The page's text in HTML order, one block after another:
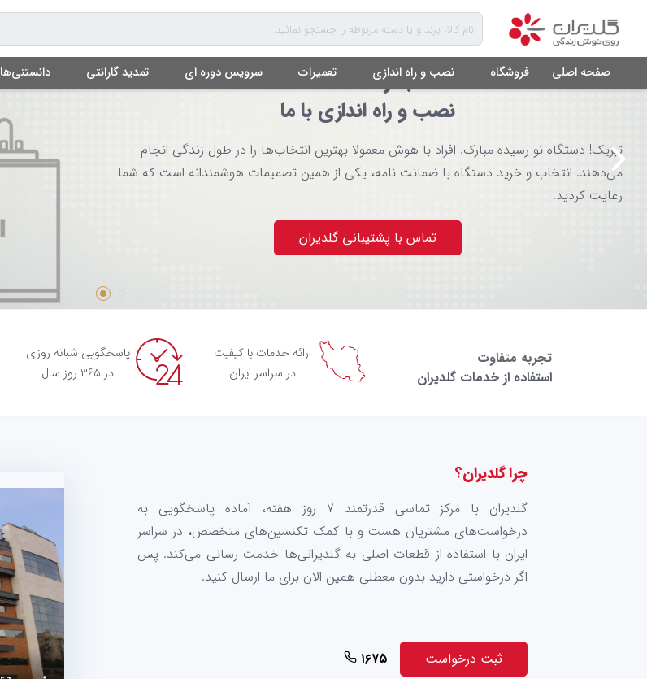
صفحه اصلی فروشگاه نصب و راه اندازی تعمیرات سرویس دوره ای تمدید گارانتی دانستنی‌ها
انتخاب از شما
نصب و راه اندازی با ما
تبریک! دستگاه نو رسیده مبارک. افراد با هوش معمولا بهترین انتخاب‌ها را در طول زندگی انجام
می‌دهند. انتخاب و خرید دستگاه با ضمانت نامه، یکی از همین تصمیمات هوشمندانه است که شما
رعایت کردید.
تماس با پشتیبانی گلدیران
تجربه متفاوت
استفاده از خدمات گلدیران
ارائه خدمات با کیفیت
در سراسر ایران
پاسخگویی شبانه روزی
در ۳۶۵ روز سال
چرا گلدیران؟
گلدیران با مرکز تماسی قدرتمند 7 روز هفته، آماده پاسخگویی به
درخواست‌های مشتریان هست و با کمک تکنسین‌های متخصص، در سراسر
ایران با استفاده از قطعات اصلی به گلدیرانی‌ها خدمت رسانی می‌کند. پس
اگر درخواستی دارید بدون معطلی همین الان برای ما ارسال کنید.
ثبت درخواست ۱۶۷۵